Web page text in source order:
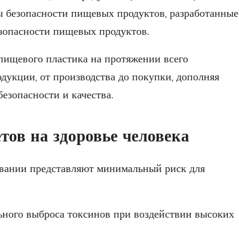
безопасности пищевых продуктов, разработанные
пищевых продуктов.
пластика на протяжении всего
от производства до покупки, дополняя
и качества.
на здоровье человека
представляют минимальный риск для
выброса токсинов при воздействии высоких